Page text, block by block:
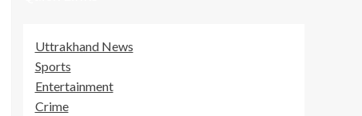
Uttrakhand News
Sports
Entertainment
Crime